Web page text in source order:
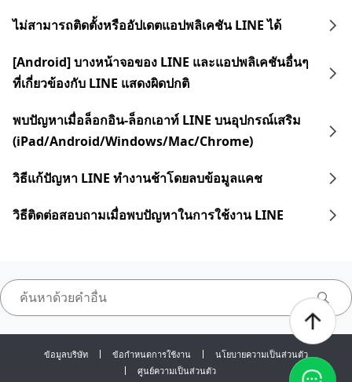
ไม่สามารถติดตั้งหรืออัปเดตแอปพลิเคชัน LINE ได้
[Android] บางหน้าจอของ LINE และแอปพลิเคชันอื่นๆ
ที่เกี่ยวข้องกับ LINE แสดงผิดปกติ
พบปัญหาเมื่อล็อกอิน-ล็อกเอาท์ LINE บนอุปกรณ์เสริม
(iPad/Android/Windows/Mac/Chrome)
วิธีแก้ปัญหา LINE ทำงานช้าโดยลบข้อมูลแคช
วิธีติดต่อสอบถามเมื่อพบปัญหาในการใช้งาน LINE
ข้อมูลบริษัท ข้อกำหนดการใช้งาน
นโยบายความเป็นส่วนตัว
ศูนย์ความเป็นส่วนตัว